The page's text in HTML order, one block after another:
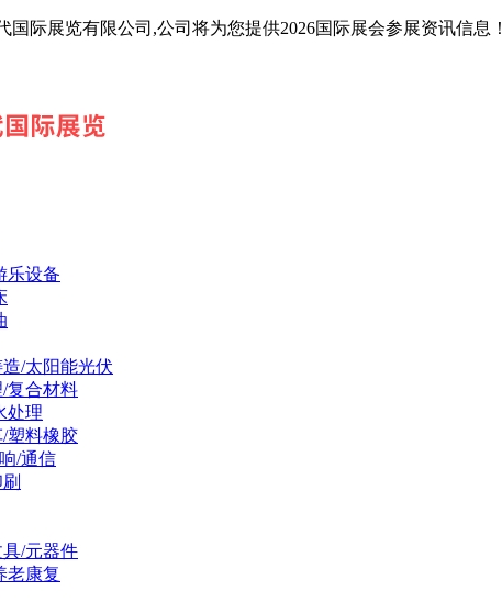
际展览有限公司,公司将为您提供2026国际展会参展资讯信息！
乐设备
/太阳能光伏
复合材料
处理
塑料橡胶
/通信
/元器件
老康复